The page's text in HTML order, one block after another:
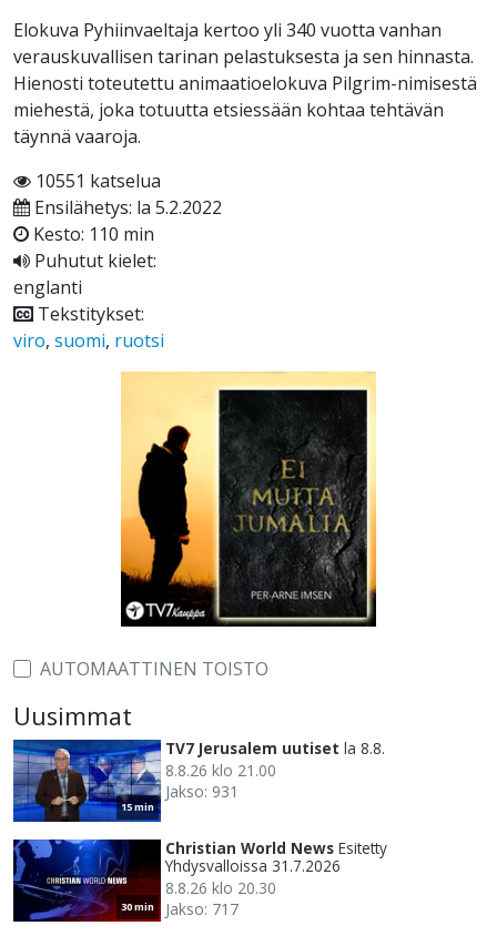
Elokuva Pyhiinvaeltaja kertoo yli 340 vuotta vanhan
verauskuvallisen tarinan pelastuksesta ja sen hinnasta.
Hienosti toteutettu animaatioelokuva Pilgrim-nimisestä
miehestä, joka totuutta etsiessään kohtaa tehtävän
täynnä vaaroja.
10551 katselua
Ensilähetys: la 5.2.2022
Kesto: 110 min
Puhutut kielet:
englanti
Tekstitykset:
viro, suomi, ruotsi
AUTOMAATTINEN TOISTO
Uusimmat
15 min
TV7 Jerusalem uutiset la 8.8.
8.8.26 klo 21.00
Jakso: 931
30 min
Christian World News Esitetty
Yhdysvalloissa 31.7.2026
8.8.26 klo 20.30
Jakso: 717